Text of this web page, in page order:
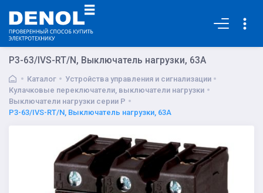
P3-63/IVS-RT/N, Выключатель нагрузки, 63A
Каталог
Устройства управления и сигнализации
Кулачковые переключатели, выключатели нагрузки
Выключатели нагрузки серии P
P3-63/IVS-RT/N, Выключатель нагрузки, 63A